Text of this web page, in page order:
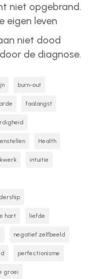
niet opgebrand.
eigen leven
niet dood
de diagnose.
burn-out
faalangst
Health
intuitie
hart liefde
negatief zelfbeeld
perfectionisme
groei